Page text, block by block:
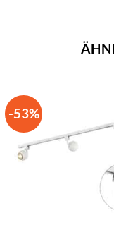
-53%